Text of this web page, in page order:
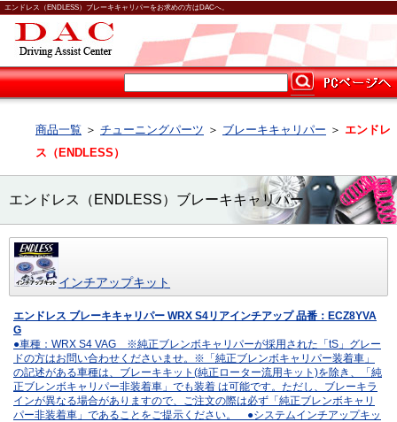
エンドレス（ENDLESS）ブレーキキャリパーをお求めの方はDACへ。
商品一覧 ＞ チューニングパーツ ＞ ブレーキキャリパー ＞ エンドレ
ス（ENDLESS）
エンドレス（ENDLESS）ブレーキキャリパー
インチアップキット
エンドレス ブレーキキャリパー WRX S4リアインチアップ 品番：ECZ8YVA
G
●車種：WRX S4 VAG ※純正ブレンボキャリパーが採用された「tS」グレー
ドの方はお問い合わせくださいませ。※「純正ブレンボキャリパー装着車」
の記述がある車種は、ブレーキキット(純正ローター流用キット)を除き、「純
正ブレンボキャリパー非装着車」でも装着 は可能です。ただし、ブレーキラ
インが異なる場合がありますので、ご注文の際は必ず「純正ブレンボキャリ
パー非装着車」であることをご提示ください。 ●システムインチアップキッ